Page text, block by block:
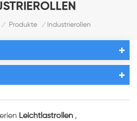
/ Produkte / Industrierollen
Leichtlastrollen ,